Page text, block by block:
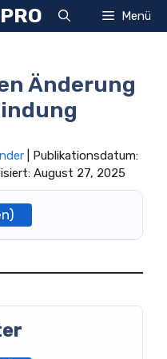
Menü
Änderung
| Publikationsdatum:
August 27, 2025